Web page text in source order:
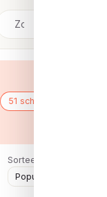
51 schoenen
Sorteer: